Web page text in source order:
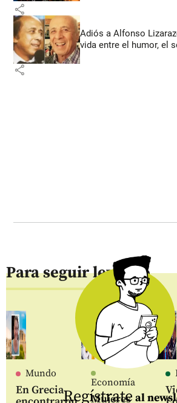
share
Adiós a Alfonso
vida entre el humor, el
share
Para seguir leyendo
Mundo
En Grecia
Economía
Mujeres
Regístrate al